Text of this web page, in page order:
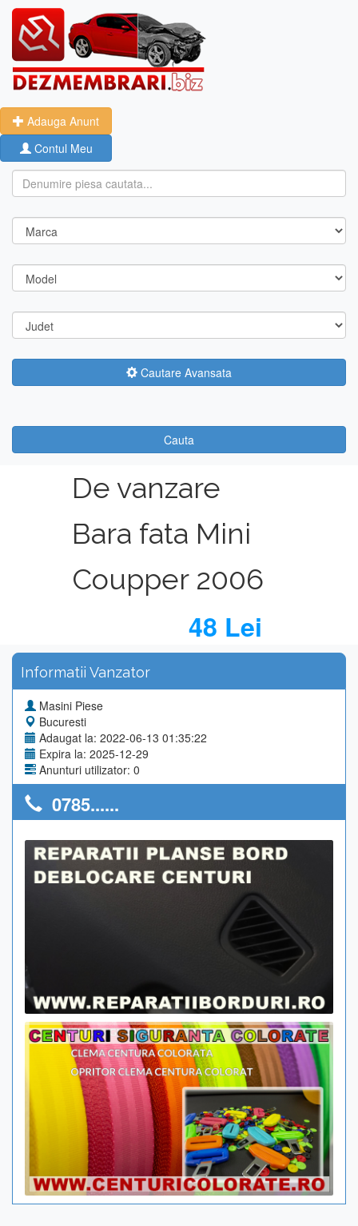
Adauga Anunt
Contul Meu
Cautare Avansata
Cauta
De vanzare
Bara fata Mini
Coupper 2006
48 Lei
Informatii Vanzator
Masini Piese
Bucuresti
Adaugat la: 2022-06-13 01:35:22
Expira la: 2025-12-29
Anunturi utilizator: 0
0785......